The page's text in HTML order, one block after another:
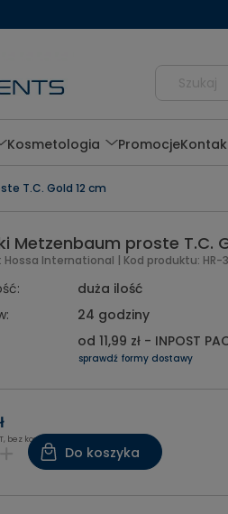
Kosmetologia Promocje
T.C. Gold 12 cm
Metzenbaum proste T.C.
Hossa International | Kod produktu: HR-
duża ilość
24 godziny
od 11,99 zł - INPOST
sprawdź formy dostawy
bez kosztów dostawy
Do koszyka